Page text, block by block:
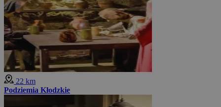
22 km
Podziemia Kłodzkie